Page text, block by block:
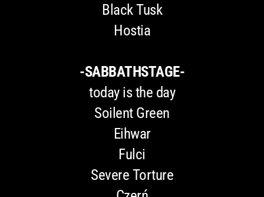
Black Tusk
Hostia
-SABBATHSTAGE-
today is the day
Soilent Green
Eihwar
Fulci
Severe Torture